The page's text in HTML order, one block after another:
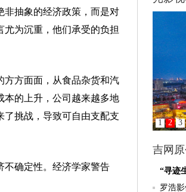
非抽象的经济政策，而是对
为沉重，他们承受的负担
方面面，从食品杂货和汽
本的上升，公司越来越多地
了挑战，导致可自由支配支
确定性。经济学家警告